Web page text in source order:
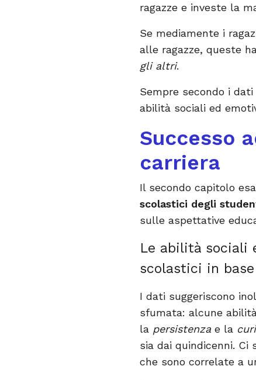
ragazze e investe la
Se mediamente i
alle ragazze, queste
gli altri.
Sempre secondo i
abilità sociali ed
Successo
carriera
Il secondo capitolo
scolastici degli
sulle aspettative
Le abilità sociali
scolastici in
I dati suggeriscono
sfumata: alcune
la persistenza e la
sia dai quindicenni. Ci
che sono correlate a